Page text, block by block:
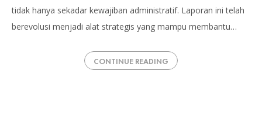
tidak hanya sekadar kewajiban administratif. Laporan ini telah
berevolusi menjadi alat strategis yang mampu membantu…
CONTINUE READING